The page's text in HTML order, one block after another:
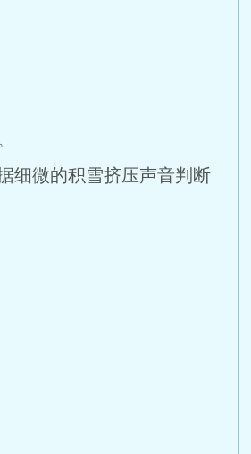
细微的积雪挤压声音判断